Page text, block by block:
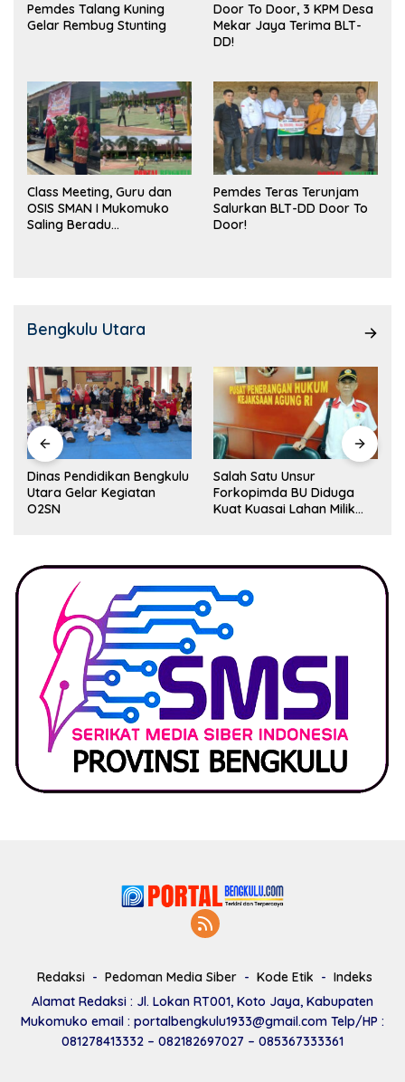
Pemdes Talang Kuning
Gelar Rembug Stunting
Door To Door, 3 KPM Desa
Mekar Jaya Terima BLT-
DD!
Class Meeting, Guru dan
OSIS SMAN I Mukomuko
Saling Beradu
Pemdes Teras Terunjam
Salurkan BLT-DD Door To
Door!
Bengkulu Utara
Dinas Pendidikan Bengkulu
Utara Gelar Kegiatan
O2SN
Salah Satu Unsur
Forkopimda BU Diduga
Kuat Kuasai Lahan Milik
Redaksi Pedoman Media Siber Kode Etik
Indeks
Alamat Redaksi : Jl. Lokan RT001, Koto Jaya, Kabupaten
Mukomuko email : portalbengkulu1933@gmail.com Telp/HP :
081278413332 – 082182697027 – 085367333361